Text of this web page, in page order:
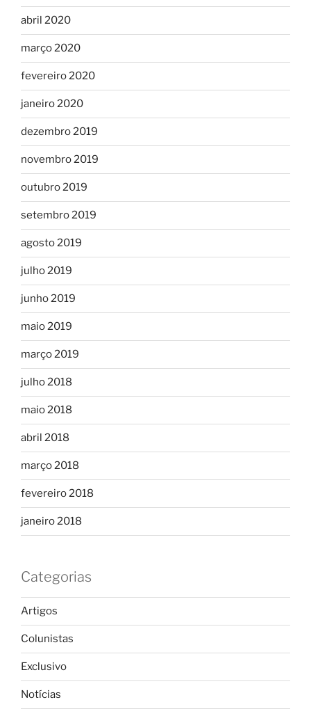
abril 2020
março 2020
fevereiro 2020
janeiro 2020
dezembro 2019
novembro 2019
outubro 2019
setembro 2019
agosto 2019
julho 2019
junho 2019
maio 2019
março 2019
julho 2018
maio 2018
abril 2018
março 2018
fevereiro 2018
janeiro 2018
Categorias
Artigos
Colunistas
Exclusivo
Notícias